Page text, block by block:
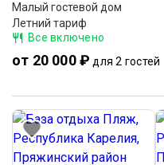
Малый гостевой дом
Летний тариф
Все включено
от 20 000 ₽ для 2 гостей